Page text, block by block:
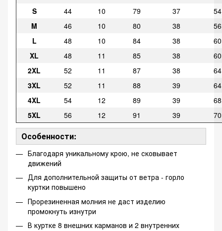
S 44 10 79 37
54
M
46 10 80 38
56
L
48 10 84 38
60
XL
48 11 85 38
60
2XL
52 11 87 38
64
3XL
52 11 88 39
64
4XL
54 12 89 39
68
5XL
56 12 91 39 70
Особенности:
Благодаря уникальному крою, не сковывает
движений
Для дополнительной защиты от ветра - горло
куртки повышено
Прорезиненная молния не даст изделию
промокнуть изнутри
В куртке 8 внешних карманов и 2 внутренних